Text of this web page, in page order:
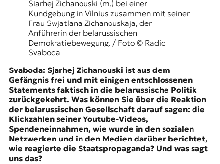
O
s
t
e
u
r
o
p
a
Siarhej Zichanouski (m.) bei einer
Kundgebung in Vilnius zusammen mit seiner
Frau Swjatlana Zichanouskaja, der
Anführerin der belarussischen
Demokratiebewegung. / Foto © Radio
Svaboda
Svaboda: Sjarhej Zichanouski ist aus dem
Gefängnis frei und mit einigen entschlossenen
Statements faktisch in die belarussische Politik
zurückgekehrt. Was können Sie über die Reaktion
der belarussischen Gesellschaft darauf sagen: die
Klickzahlen seiner Youtube-Videos,
Spendeneinnahmen, wie wurde in den sozialen
Netzwerken und in den Medien darüber berichtet,
wie reagierte die Staatspropaganda? Und was sagt
uns das?